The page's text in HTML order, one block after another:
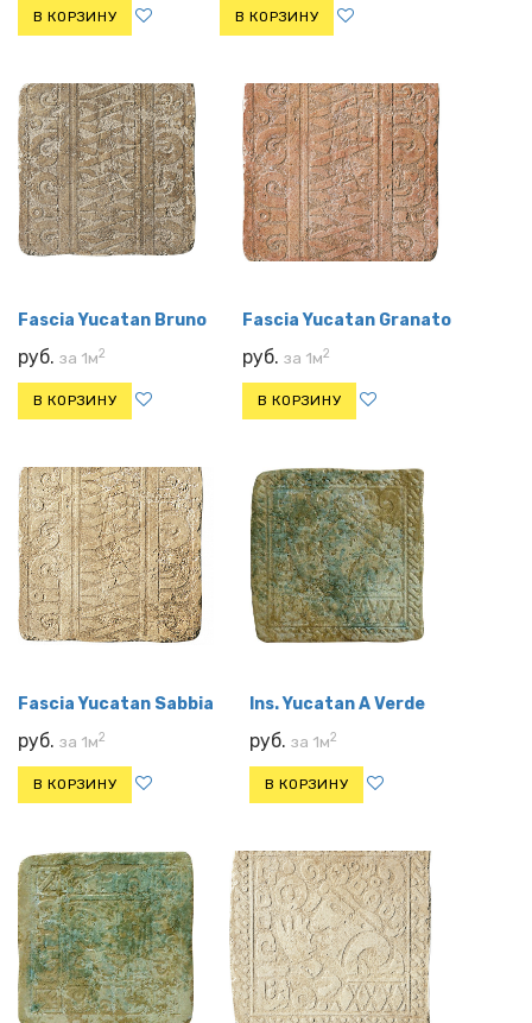
В КОРЗИНУ В КОРЗИНУ
Fascia Yucatan Bruno
руб. за 1м2
В КОРЗИНУ
Fascia Yucatan Granato
руб. за 1м2
В КОРЗИНУ
Fascia Yucatan Sabbia
руб. за 1м2
В КОРЗИНУ
Ins. Yucatan A Verde
руб. за 1м2
В КОРЗИНУ